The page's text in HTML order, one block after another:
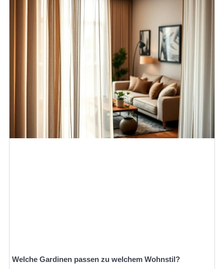
Welche Gardinen passen zu welchem Wohnstil?